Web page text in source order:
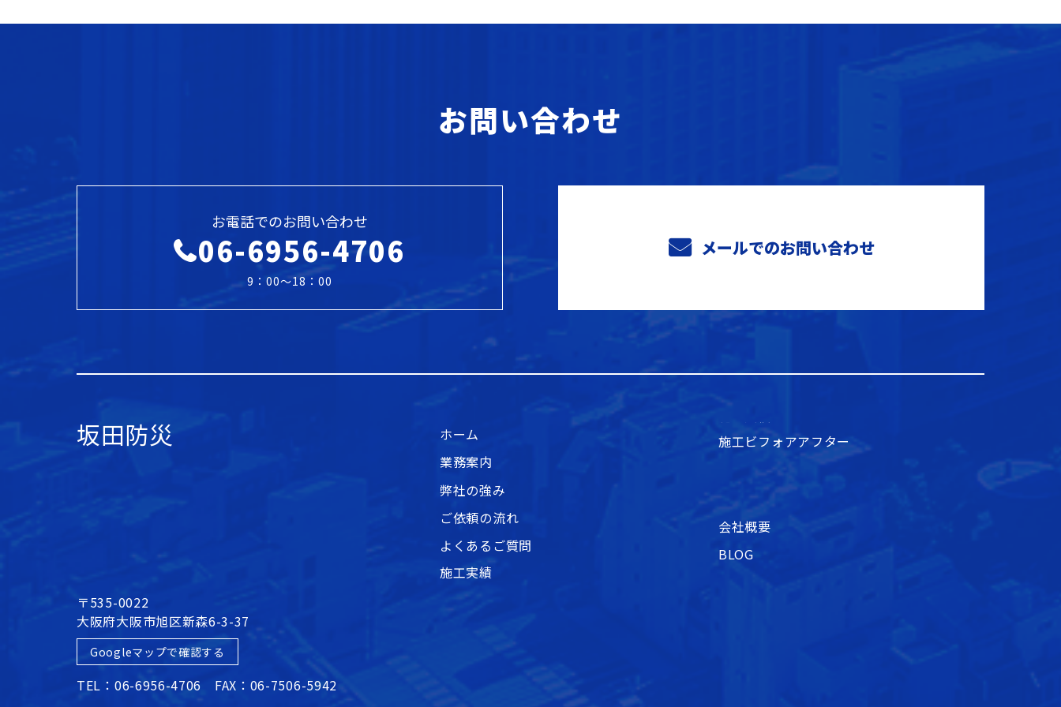
お問い合わせ
お電話でのお問い合わせ
06-6956-4706
9：00～18：00
メールでのお問い合わせ
坂田防災
ホーム
業務案内
弊社の強み
ご依頼の流れ
よくあるご質問
施工実績
施工ビフォアアフター
会社概要
BLOG
〒535-0022
大阪府大阪市旭区新森6-3-37
Googleマップで確認する
TEL：06-6956-4706 FAX：06-7506-5942